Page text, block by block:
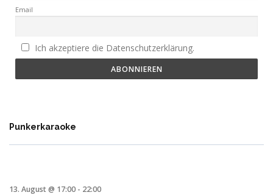
Email
Ich akzeptiere die Datenschutzerklärung.
Punkerkaraoke
13. August @ 17:00 - 22:00